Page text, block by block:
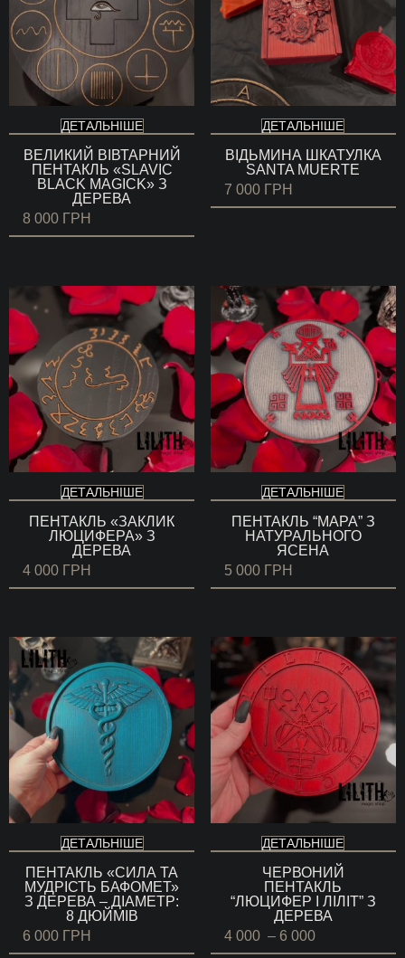
ДЕТАЛЬНІШЕ
ВЕЛИКИЙ ВІВТАРНИЙ
ПЕНТАКЛЬ «SLAVIC
BLACK MAGICK» З
ДЕРЕВА
8 000 ГРН
ДЕТАЛЬНІШЕ
ВІДЬМИНА ШКАТУЛКА
SANTA MUERTE
7 000 ГРН
ДЕТАЛЬНІШЕ
ПЕНТАКЛЬ «ЗАКЛИК
ЛЮЦИФЕРА» З
ДЕРЕВА
4 000 ГРН
ДЕТАЛЬНІШЕ
ПЕНТАКЛЬ “МАРА” З
НАТУРАЛЬНОГО
ЯСЕНА
5 000 ГРН
ДЕТАЛЬНІШЕ
ПЕНТАКЛЬ «СИЛА ТА
МУДРІСТЬ БАФОМЕТ»
З ДЕРЕВА – ДІАМЕТР:
8 ДЮЙМІВ
6 000 ГРН
ДЕТАЛЬНІШЕ
ЧЕРВОНИЙ
ПЕНТАКЛЬ
“ЛЮЦИФЕР І ЛІЛІТ” З
ДЕРЕВА
4 000 – 6 000
цін: